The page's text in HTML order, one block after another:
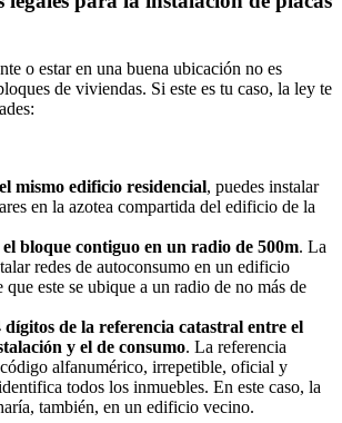
o estar en una buena ubicación no es
de viviendas. Si este es tu caso, la ley te
mismo edificio residencial, puedes instalar
en la azotea compartida del edificio de la
bloque contiguo en un radio de 500m. La
redes de autoconsumo en un edificio
que este se ubique a un radio de no más de
de la referencia catastral entre el
y el de consumo. La referencia
código alfanumérico, irrepetible, oficial y
todos los inmuebles. En este caso, la
también, en un edificio vecino.